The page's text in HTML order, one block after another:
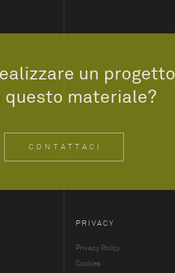
un progetto
questo materiale?
CONTATTACI
PRIVACY
Privacy Policy
Cookies